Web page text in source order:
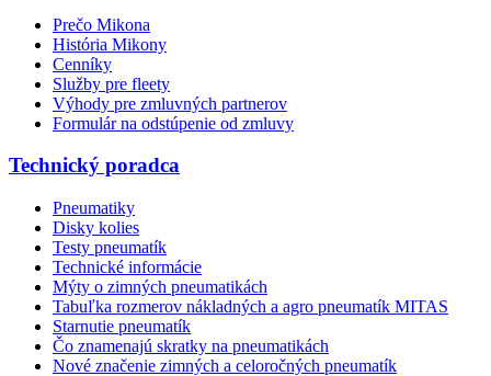
Prečo Mikona
História Mikony
Cenníky
Služby pre fleety
Výhody pre zmluvných partnerov
Formulár na odstúpenie od zmluvy
Technický poradca
Pneumatiky
Disky kolies
Testy pneumatík
Technické informácie
Mýty o zimných pneumatikách
Tabuľka rozmerov nákladných a agro pneumatík MITAS
Starnutie pneumatík
Čo znamenajú skratky na pneumatikách
Nové značenie zimných a celoročných pneumatík